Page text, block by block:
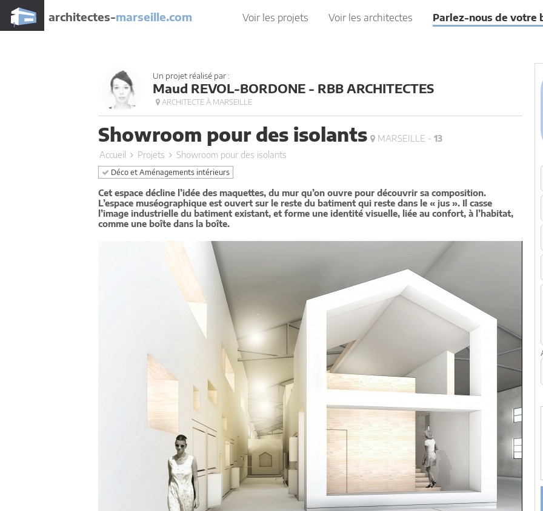
architectes-marseille.com Voir les projets Voir les architectes Parlez-nous de votre
Un projet réalisé par :
Maud REVOL-BORDONE - RBB ARCHITECTES
ARCHITECTE À MARSEILLE
Showroom pour des isolants MARSEILLE - 13
Accueil
Projets Showroom pour des isolants
Déco et Aménagements intérieurs
Cet espace décline l’idée des maquettes, du mur qu’on ouvre pour découvrir sa composition.
L’espace muséographique est ouvert sur le reste du batiment qui reste dans le « jus ». Il casse
l’image industrielle du batiment existant, et forme une identité visuelle, liée au confort, à l’habitat,
comme une boîte dans la boîte.